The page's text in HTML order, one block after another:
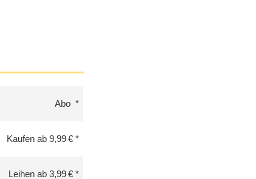
Abo
Kaufen ab 9,99 €
Leihen ab 3,99 €